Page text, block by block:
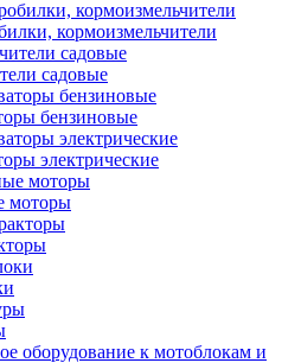
кормоизмельчители
садовые
бензиновые
электрические
моторы